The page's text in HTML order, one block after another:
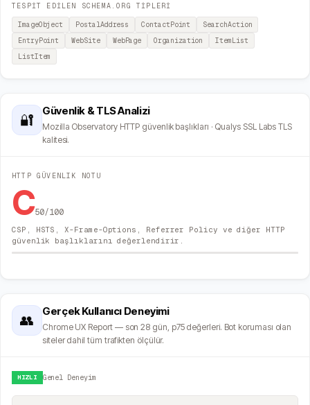
TESPİT EDİLEN SCHEMA.ORG TİPLERİ
ImageObject PostalAddress ContactPoint
SearchAction
EntryPoint
WebSite WebPage Organization
ItemList
ListItem
🔐
Güvenlik & TLS Analizi
Mozilla Observatory HTTP güvenlik başlıkları · Qualys SSL Labs TLS
kalitesi.
HTTP GÜVENLIK NOTU
C50/100
CSP, HSTS, X-Frame-Options, Referrer Policy ve diğer HTTP
güvenlik başlıklarını değerlendirir.
👥
Gerçek Kullanıcı Deneyimi
Chrome UX Report — son 28 gün, p75 değerleri. Bot koruması olan
siteler dahil tüm trafikten ölçülür.
HIZLI Genel Deneyim